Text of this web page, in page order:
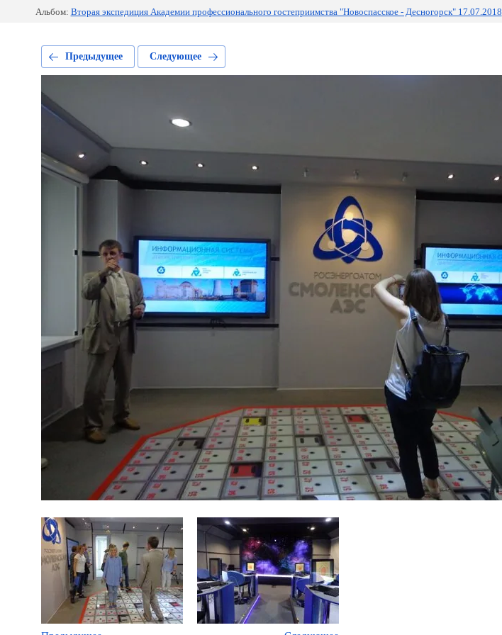
Альбом: Вторая экспедиция Академии профессионального гостеприимства "Новоспасское - Десногорск" 17.07.2018
Предыдущее Следующее